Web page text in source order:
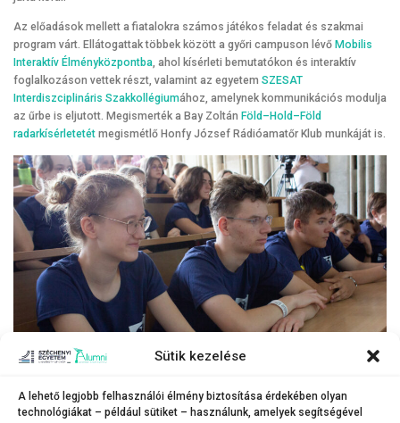
Sütik kezelése
A lehető legjobb felhasználói élmény biztosítása érdekében olyan
technológiákat – például sütiket – használunk, amelyek segítségével
Az előadások mellett a fiatalokra számos játékos feladat és szakmai
program várt. Ellátogattak többek között a győri campuson lévő Mobilis
Interaktív Élményközpontba, ahol kísérleti bemutatókon és interaktív
foglalkozáson vettek részt, valamint az egyetem SZESAT
Interdiszciplináris Szakkollégiumához, amelynek kommunikációs modulja
az űrbe is eljutott. Megismerték a Bay Zoltán Föld–Hold–Föld
radarkísérletetét megismétlő Honfy József Rádióamatőr Klub munkáját is.
Az ország minden részéről és a határon túlról is érkeztek középiskolások a